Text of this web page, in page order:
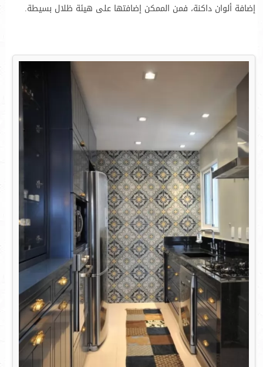
إضافة ألوان داكنة، فمن الممكن إضافتها على هيئة ظلال بسيطة.